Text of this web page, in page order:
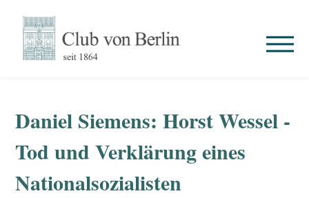
Daniel Siemens: Horst Wessel -
Tod und Verklärung eines
Nationalsozialisten